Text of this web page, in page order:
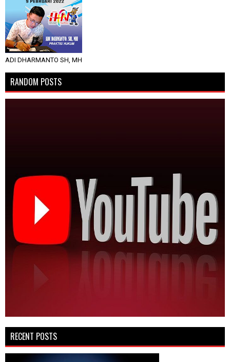
ADI DHARMANTO SH, MH
RANDOM POSTS
RECENT POSTS